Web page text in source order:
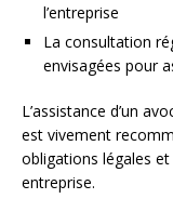
l’entreprise
La consultation
envisagées pour
L’assistance d’un
est vivement
obligations légales
entreprise.